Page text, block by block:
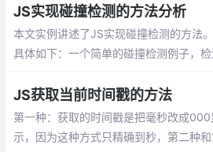
JS实现碰撞检测的方法分析
本文实例讲述了JS实现碰撞检测的方法
具体如下：一个简单的碰撞检测例子，
JS获取当前时间戳的方法
第一种：获取的时间戳是把毫秒改成000
示，因为这种方式只精确到秒，第二种和